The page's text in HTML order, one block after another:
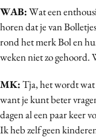
Customer Experience
Data & Insights
Design
Diversiteit
Effectiviteit
Gedragsverandering
WAB:Wat een
horen dat je van
rond het merk Bol en
weken niet zo gehoord.
MK:Tja, het wordt
want je kunt beter
dagen al een paar keer
Ik heb zelf geen